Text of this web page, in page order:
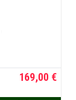
169,00 €